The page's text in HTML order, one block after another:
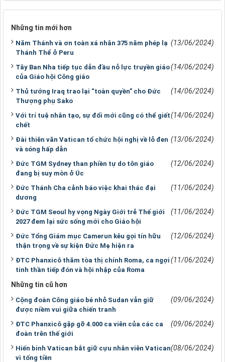
Những tin mới hơn
Năm Thánh và ơn toàn xá nhân 375 năm phép lạ
Thánh Thể ở Peru
(13/06/2024)
Tây Ban Nha tiếp tục dẫn đầu nỗ lực truyền giáo
của Giáo hội Công giáo
(14/06/2024)
Thủ tướng Iraq trao lại “toàn quyền” cho Đức
Thượng phụ Sako
(14/06/2024)
Với trí tuệ nhân tạo, sự đổi mới cũng có thể giết
chết
(14/06/2024)
Đài thiên văn Vatican tổ chức hội nghị về lỗ đen
và sóng hấp dẫn
(13/06/2024)
Đức TGM Sydney than phiền tự do tôn giáo
đang bị suy mòn ở Úc
(12/06/2024)
Đức Thánh Cha cảnh báo việc khai thác đại
dương
(11/06/2024)
Đức TGM Seoul hy vọng Ngày Giới trẻ Thế giới
2027 đem lại sức sống mới cho Giáo hội
(11/06/2024)
Đức Tổng Giám mục Camerun kêu gọi tín hữu
thận trọng về sự kiện Đức Mẹ hiện ra
(12/06/2024)
ĐTC Phanxicô thăm tòa thị chính Roma, ca ngợi
tinh thần tiếp đón và hội nhập của Roma
(11/06/2024)
Những tin cũ hơn
Cộng đoàn Công giáo bé nhỏ Sudan vẫn giữ
được niềm vui giữa chiến tranh
(09/06/2024)
ĐTC Phanxicô gặp gỡ 4.000 ca viên của các ca
đoàn trên thế giới
(09/06/2024)
Hiến binh Vatican bắt giữ cựu nhân viên Vatican
vì tống tiền
(08/06/2024)